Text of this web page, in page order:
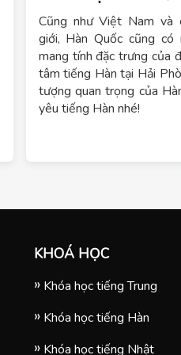
Cũng như Việt Nam và
giới, Hàn Quốc cũng
mang tính đặc trưng của
tâm tiếng Hàn tại Hải
tượng quan trọng của
yêu tiếng Hàn nhé!
KHOÁ HỌC
Khóa học tiếng Trung
Khóa học tiếng Hàn
Khóa học tiếng Nhật